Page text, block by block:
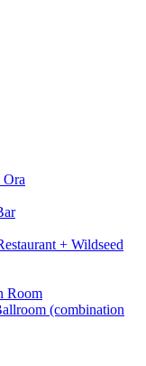
+ Wildseed
Room
(combination